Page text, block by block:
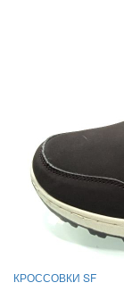
КРОССОВКИ SF